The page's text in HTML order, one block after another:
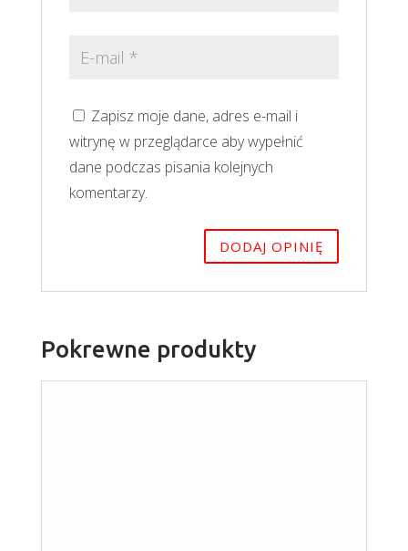
Zapisz moje dane, adres e-mail i
witrynę w przeglądarce aby wypełnić
dane podczas pisania kolejnych
komentarzy.
Pokrewne produkty